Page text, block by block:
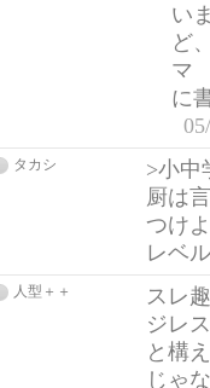
い
ど
マ
に
タカシ
>小中
厨は
つけ
レベ
人型＋＋
スレ
ジレ
と構
じゃ